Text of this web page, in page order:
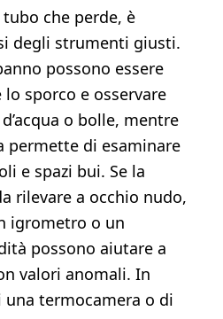
che perde, è
degli strumenti giusti.
possono essere
sporco e osservare
o bolle, mentre
permette di esaminare
e spazi bui. Se la
rilevare a occhio nudo,
igrometro o un
possono aiutare a
valori anomali. In
una termocamera o di